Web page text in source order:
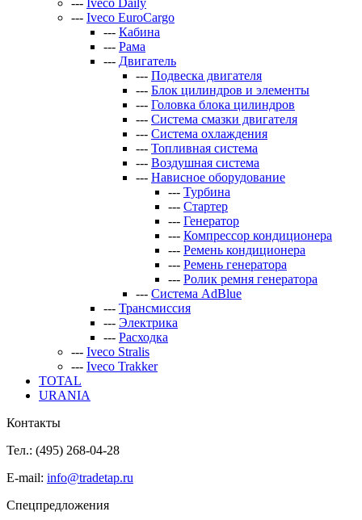
--- Iveco Daily
--- Iveco EuroCargo
--- Кабина
--- Рама
--- Двигатель
--- Подвеска двигателя
--- Блок цилиндров и элементы
--- Головка блока цилиндров
--- Система смазки двигателя
--- Система охлаждения
--- Топливная система
--- Воздушная система
--- Нависное оборудование
--- Турбина
--- Стартер
--- Генератор
--- Компрессор кондиционера
--- Ремень кондиционера
--- Ремень генератора
--- Ролик ремня генератора
--- Система AdBlue
--- Трансмиссия
--- Электрика
--- Расходка
--- Iveco Stralis
--- Iveco Trakker
TOTAL
URANIA
Контакты
Тел.: (495) 268-04-28
E-mail: info@tradetap.ru
Спецпредложения